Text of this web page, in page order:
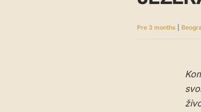
Pre 3 months